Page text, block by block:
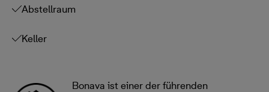
Abstellraum
Keller
Bonava ist einer der führenden